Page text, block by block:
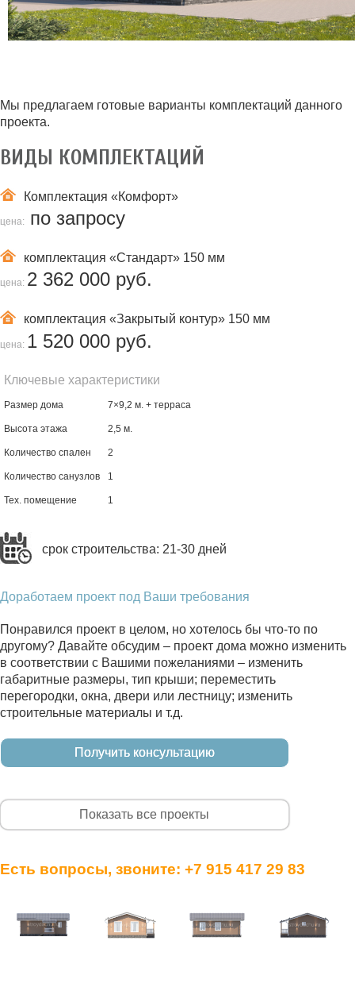
Мы предлагаем готовые варианты комплектаций данного
проекта.
ВИДЫ КОМПЛЕКТАЦИЙ
Комплектация «Комфорт»
цена: по запросу
комплектация «Стандарт» 150 мм
цена: 2 362 000 руб.
комплектация «Закрытый контур» 150 мм
цена: 1 520 000 руб.
Ключевые характеристики
Размер дома 7×9,2 м. + терраса
Высота этажа 2,5 м.
Количество спален 2
Количество санузлов 1
Тех. помещение 1
срок строительства: 21-30 дней
Доработаем проект под Ваши требования
Понравился проект в целом, но хотелось бы что-то по
другому? Давайте обсудим – проект дома можно изменить
в соответствии с Вашими пожеланиями – изменить
габаритные размеры, тип крыши; переместить
перегородки, окна, двери или лестницу; изменить
строительные материалы и т.д.
Получить консультацию
Показать все проекты
Есть вопросы, звоните: +7 915 417 29 83